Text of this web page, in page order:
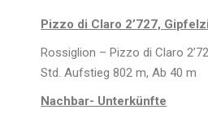
Pizzo di Claro 2’727,
Rossiglion – Pizzo di Claro
Std. Aufstieg 802 m, Ab 40 m
Nachbar- Unterkünfte